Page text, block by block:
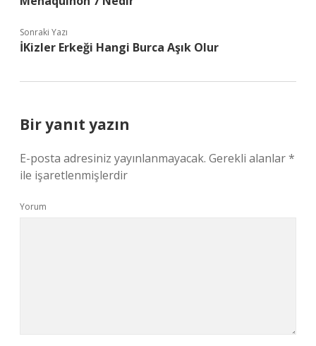
Sonraki Yazı
İKizler Erkeği Hangi Burca Aşık Olur
Bir yanıt yazın
E-posta adresiniz yayınlanmayacak. Gerekli alanlar*
ile işaretlenmişlerdir
Yorum